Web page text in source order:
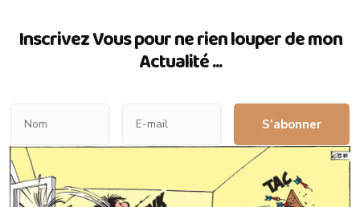
Inscrivez Vous pour ne rien louper de mon
Actualité ...
S’abonner